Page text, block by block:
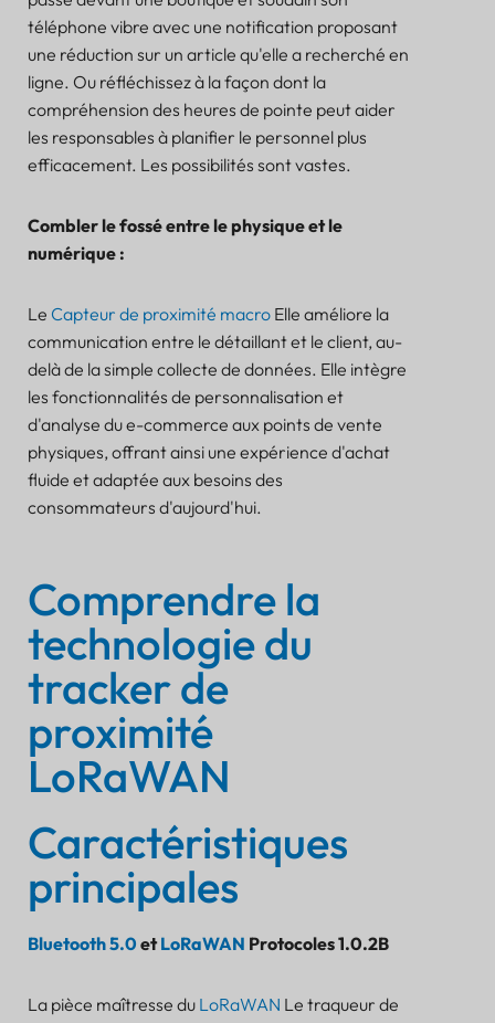
téléphone vibre avec une notification proposant
une réduction sur un article qu'elle a recherché en
ligne. Ou réfléchissez à la façon dont la
compréhension des heures de pointe peut aider
les responsables à planifier le personnel plus
efficacement. Les possibilités sont vastes.
Combler le fossé entre le physique et le
numérique :
Le Capteur de proximité macro Elle améliore la
communication entre le détaillant et le client, au-
delà de la simple collecte de données. Elle intègre
les fonctionnalités de personnalisation et
d'analyse du e-commerce aux points de vente
physiques, offrant ainsi une expérience d'achat
fluide et adaptée aux besoins des
consommateurs d'aujourd'hui.
Comprendre la
technologie du
tracker de
proximité
LoRaWAN
Caractéristiques
principales
Bluetooth 5.0 etLoRaWAN Protocoles 1.0.2B
La pièce maîtresse du LoRaWAN Le traqueur de